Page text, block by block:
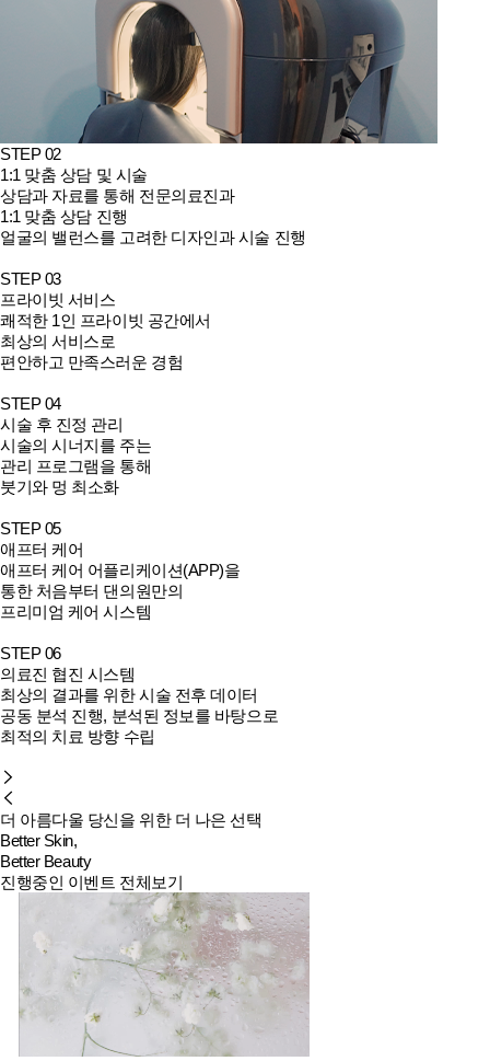
STEP 02
1:1 맞춤 상담 및 시술
상담과 자료를 통해 전문의료진과
1:1 맞춤 상담 진행
얼굴의 밸런스를 고려한 디자인과 시술 진행
STEP 03
프라이빗 서비스
쾌적한 1인 프라이빗 공간에서
최상의 서비스로
편안하고 만족스러운 경험
STEP 04
시술 후 진정 관리
시술의 시너지를 주는
관리 프로그램을 통해
붓기와 멍 최소화
STEP 05
애프터 케어
애프터 케어 어플리케이션(APP)을
통한 처음부터 댄의원만의
프리미엄 케어 시스템
STEP 06
의료진 협진 시스템
최상의 결과를 위한 시술 전후 데이터
공동 분석 진행, 분석된 정보를 바탕으로
최적의 치료 방향 수립
더 아름다울 당신을 위한 더 나은 선택
Better Skin,
Better Beauty
진행중인 이벤트 전체보기